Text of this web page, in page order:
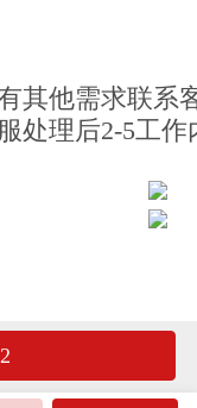
其他需求联系
处理后2-5工